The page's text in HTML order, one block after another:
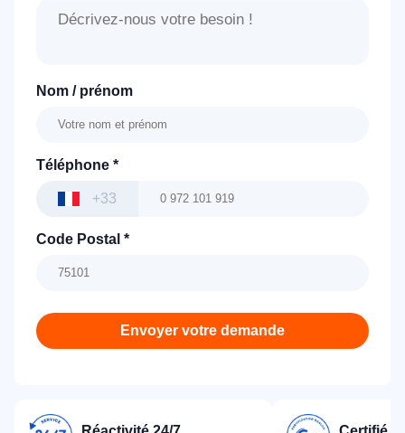
Nom / prénom
Téléphone *
+33
Code Postal *
Envoyer votre demande